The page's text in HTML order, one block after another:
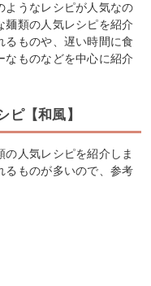
ようなレシピが人気なの
麺類の人気レシピを紹介
るものや、遅い時間に食
なものなどを中心に紹介
ピ【和風】
人気レシピを紹介しま
るものが多いので、参考